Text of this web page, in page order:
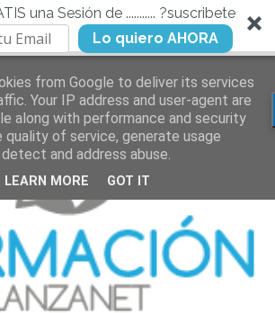
una Sesión de ........... ?suscribete
Lo quiero AHORA
from Google to deliver its services
Your IP address and user-agent are
along with performance and security
of service, generate usage
and address abuse.
LEARN MORE GOT IT